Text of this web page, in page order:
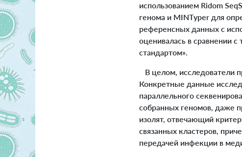
использованием Ridom
генома и MINTyper для
референсных данных с
оценивалась в сравнении
стандартом».
В целом, исследователи
Конкретные данные
параллельного
собранных геномов, даже
изолят, отвечающий
связанных кластеров,
передачей инфекции в